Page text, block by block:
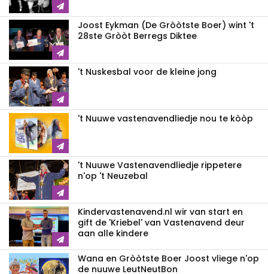
Joost Eykman (De Gròòtste Boer) wint 't
28ste Gròòt Berregs Diktee
't Nuskesbal voor de kleine jong
't Nuuwe vastenavendliedje nou te kòòp
't Nuuwe Vastenavendliedje rippetere
n'op 't Neuzebal
Kindervastenavend.nl wir van start en
gift de 'Kriebel' van Vastenavend deur
aan alle kindere
Wana en Gròòtste Boer Joost vliege n'op
de nuuwe LeutNeutBon